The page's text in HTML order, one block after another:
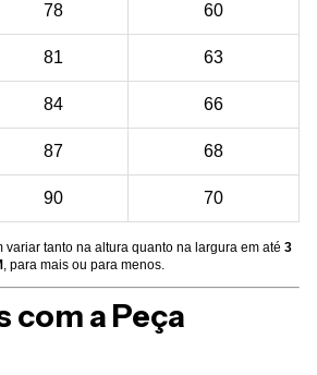
78 60
81 63
84 66
87 68
90 70
variar tanto na altura quanto na largura em até 3
, para mais ou para menos.
com a Peça